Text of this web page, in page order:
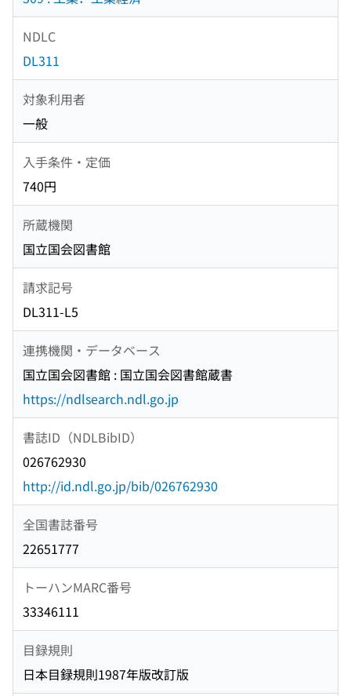
NDLC
DL311
対象利用者
一般
入手条件・定価
740円
所蔵機関
国立国会図書館
請求記号
DL311-L5
連携機関・データベース
国立国会図書館 : 国立国会図書館蔵書
https://ndlsearch.ndl.go.jp
書誌ID（NDLBibID）
026762930
http://id.ndl.go.jp/bib/026762930
全国書誌番号
22651777
トーハンMARC番号
33346111
目録規則
日本目録規則1987年版改訂版